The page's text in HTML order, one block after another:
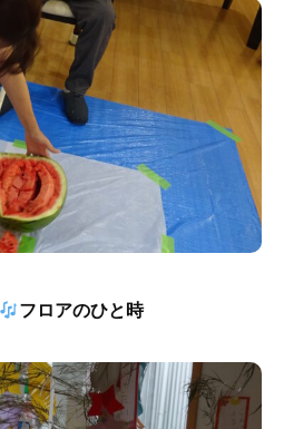
フロアのひと時